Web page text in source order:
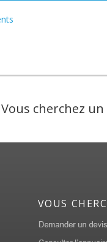
Vous cherchez
VOUS